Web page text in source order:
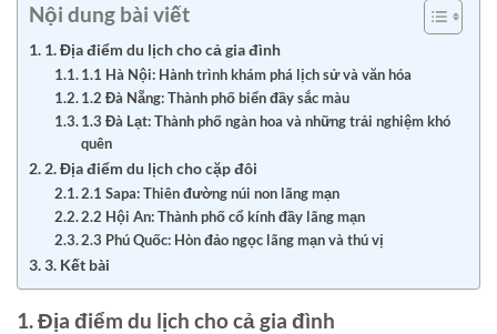
Nội dung bài viết
1. Địa điểm du lịch cho cả gia đình
1.1 Hà Nội: Hành trình khám phá lịch sử và văn hóa
1.2 Đà Nẵng: Thành phố biển đầy sắc màu
1.3 Đà Lạt: Thành phố ngàn hoa và những trải nghiệm khó
quên
2. Địa điểm du lịch cho cặp đôi
2.1 Sapa: Thiên đường núi non lãng mạn
2.2 Hội An: Thành phố cổ kính đầy lãng mạn
2.3 Phú Quốc: Hòn đảo ngọc lãng mạn và thú vị
3. Kết bài
1. Địa điểm du lịch cho cả gia đình